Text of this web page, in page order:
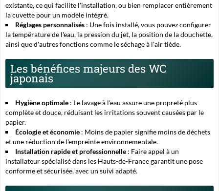
existante, ce qui facilite l'installation, ou bien remplacer entièrement
la cuvette pour un modèle intégré.
Réglages personnalisés : Une fois installé, vous pouvez configurer
la température de l'eau, la pression du jet, la position de la douchette,
ainsi que d'autres fonctions comme le séchage à l'air tiède.
Les bénéfices majeurs des WC
japonais
Hygiène optimale : Le lavage à l'eau assure une propreté plus
complète et douce, réduisant les irritations souvent causées par le
papier.
Écologie et économie : Moins de papier signifie moins de déchets
et une réduction de l'empreinte environnementale.
Installation rapide et professionnelle : Faire appel à un
installateur spécialisé dans les Hauts-de-France garantit une pose
conforme et sécurisée, avec un suivi adapté.